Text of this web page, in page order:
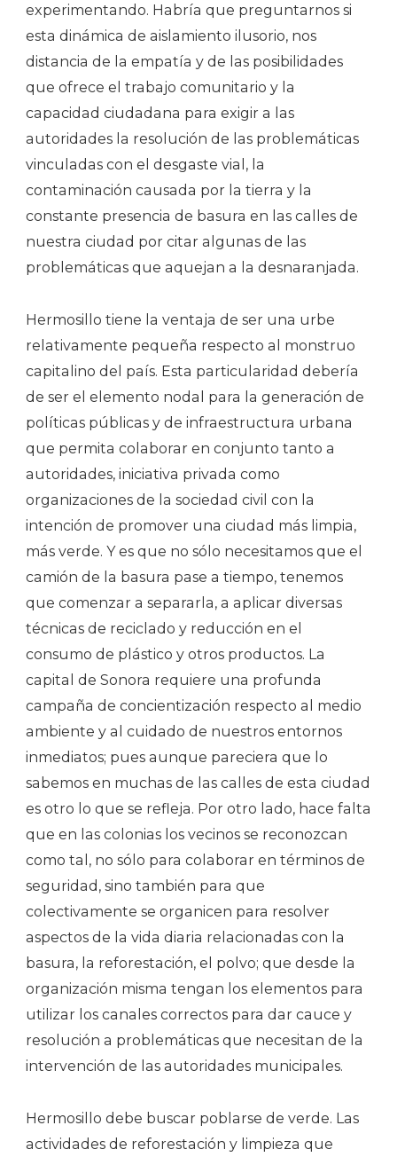
experimentando. Habría que preguntarnos si
esta dinámica de aislamiento ilusorio, nos
distancia de la empatía y de las posibilidades
que ofrece el trabajo comunitario y la
capacidad ciudadana para exigir a las
autoridades la resolución de las problemáticas
vinculadas con el desgaste vial, la
contaminación causada por la tierra y la
constante presencia de basura en las calles de
nuestra ciudad por citar algunas de las
problemáticas que aquejan a la desnaranjada.
Hermosillo tiene la ventaja de ser una urbe
relativamente pequeña respecto al monstruo
capitalino del país. Esta particularidad debería
de ser el elemento nodal para la generación de
políticas públicas y de infraestructura urbana
que permita colaborar en conjunto tanto a
autoridades, iniciativa privada como
organizaciones de la sociedad civil con la
intención de promover una ciudad más limpia,
más verde. Y es que no sólo necesitamos que el
camión de la basura pase a tiempo, tenemos
que comenzar a separarla, a aplicar diversas
técnicas de reciclado y reducción en el
consumo de plástico y otros productos. La
capital de Sonora requiere una profunda
campaña de concientización respecto al medio
ambiente y al cuidado de nuestros entornos
inmediatos; pues aunque pareciera que lo
sabemos en muchas de las calles de esta ciudad
es otro lo que se refleja. Por otro lado, hace falta
que en las colonias los vecinos se reconozcan
como tal, no sólo para colaborar en términos de
seguridad, sino también para que
colectivamente se organicen para resolver
aspectos de la vida diaria relacionadas con la
basura, la reforestación, el polvo; que desde la
organización misma tengan los elementos para
utilizar los canales correctos para dar cauce y
resolución a problemáticas que necesitan de la
intervención de las autoridades municipales.
Hermosillo debe buscar poblarse de verde. Las
actividades de reforestación y limpieza que